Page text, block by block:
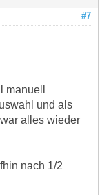
#7
und als
alles wieder
nach 1/2